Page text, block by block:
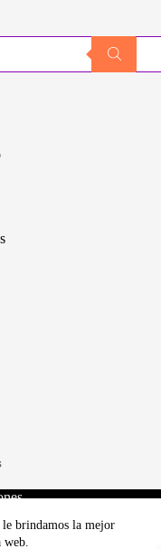
brindamos la mejor
web.